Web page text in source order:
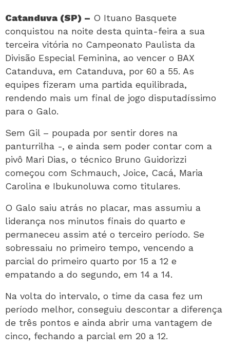
Catanduva (SP) – O Ituano Basquete
conquistou na noite desta quinta-feira a sua
terceira vitória no Campeonato Paulista da
Divisão Especial Feminina, ao vencer o BAX
Catanduva, em Catanduva, por 60 a 55. As
equipes fizeram uma partida equilibrada,
rendendo mais um final de jogo disputadíssimo
para o Galo.
Sem Gil – poupada por sentir dores na
panturrilha -, e ainda sem poder contar com a
pivô Mari Dias, o técnico Bruno Guidorizzi
começou com Schmauch, Joice, Cacá, Maria
Carolina e Ibukunoluwa como titulares.
O Galo saiu atrás no placar, mas assumiu a
liderança nos minutos finais do quarto e
permaneceu assim até o terceiro período. Se
sobressaiu no primeiro tempo, vencendo a
parcial do primeiro quarto por 15 a 12 e
empatando a do segundo, em 14 a 14.
Na volta do intervalo, o time da casa fez um
período melhor, conseguiu descontar a diferença
de três pontos e ainda abrir uma vantagem de
cinco, fechando a parcial em 20 a 12.